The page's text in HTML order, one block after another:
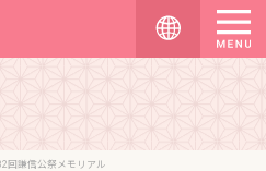
回謙信公祭メモリアル